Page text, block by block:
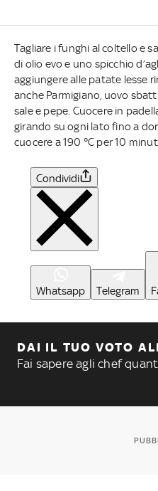
Tagliare i funghi al coltello e
di olio evo e uno spicchio
aggiungere alle patate lesse
anche Parmigiano, uovo
sale e pepe. Cuocere in
girando su ogni lato fino a
cuocere a 190 °C per 10
Condividi
Whatsapp Telegram
DAI IL TUO VOTO
Fai sapere agli chef